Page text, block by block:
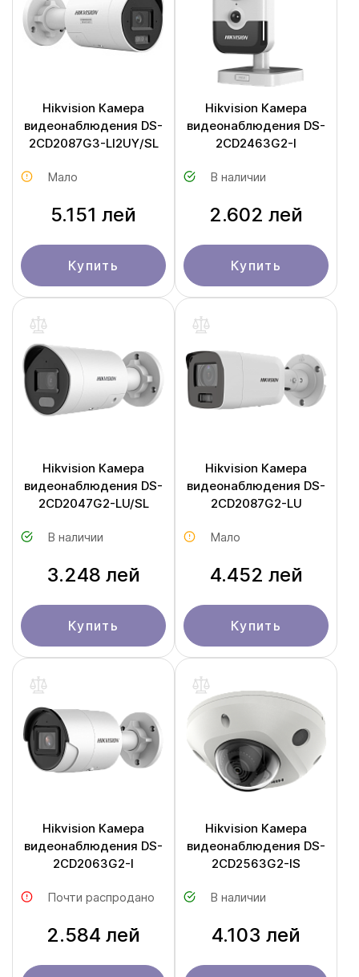
Hikvision Камера
видеонаблюдения DS-
2CD2087G3-LI2UY/SL
Мало
5.151 лей
Купить
Hikvision Камера
видеонаблюдения DS-
2CD2463G2-I
В наличии
2.602 лей
Купить
Hikvision Камера
видеонаблюдения DS-
2CD2047G2-LU/SL
В наличии
3.248 лей
Купить
Hikvision Камера
видеонаблюдения DS-
2CD2087G2-LU
Мало
4.452 лей
Купить
Hikvision Камера
видеонаблюдения DS-
2CD2063G2-I
Почти распродано
2.584 лей
Hikvision Камера
видеонаблюдения DS-
2CD2563G2-IS
В наличии
4.103 лей